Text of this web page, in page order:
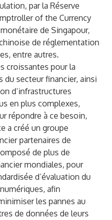
par la Réserve
of the Currency
de Singapour,
de réglementation
entre autres.
croissantes pour la
secteur financier, ainsi
d’infrastructures
en plus complexes,
répondre à ce besoin,
a créé un groupe
partenaires de
de plus de
mondiales, pour
d’évaluation du
afin
les pannes au
de données de leurs